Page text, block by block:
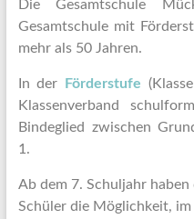
Die Gesamtschule
Gesamtschule mit
mehr als 50 Jahren.
In der Förderstufe
Klassenverband
Bindeglied zwischen
1.
Ab dem 7. Schuljahr
Schüler die Möglichkeit, im